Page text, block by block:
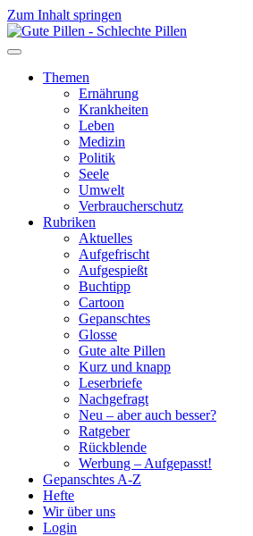
Zum Inhalt springen
Themen
Ernährung
Krankheiten
Leben
Medizin
Politik
Seele
Umwelt
Verbraucherschutz
Rubriken
Aktuelles
Aufgefrischt
Aufgespießt
Buchtipp
Cartoon
Gepanschtes
Glosse
Gute alte Pillen
Kurz und knapp
Leserbriefe
Nachgefragt
Neu – aber auch besser?
Ratgeber
Rückblende
Werbung – Aufgepasst!
Gepanschtes A-Z
Hefte
Wir über uns
Login